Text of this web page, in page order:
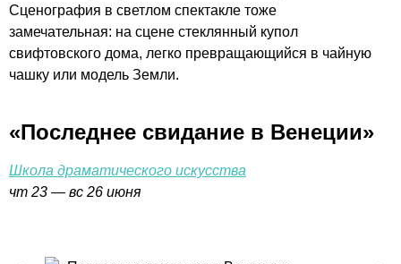
Сценография в светлом спектакле тоже
замечательная: на сцене стеклянный купол
свифтовского дома, легко превращающийся в чайную
чашку или модель Земли.
«Последнее свидание в Венеции»
Школа драматического искусства
чт 23 — вс 26 июня